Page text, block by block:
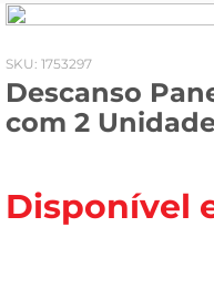
: 1753297
Descanso
com 2
Disponível
fogao
café
cerveja
vinho